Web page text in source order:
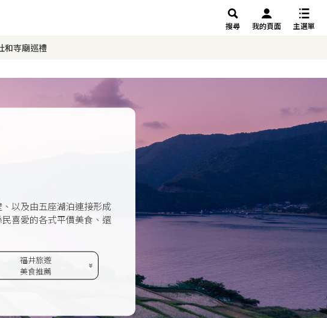
搜尋 我的頁面 主選單
和寺廟巡禮
以及由五座湖泊連接形成
喜愛的各式平價美食、還
福井旅遊
美食推薦